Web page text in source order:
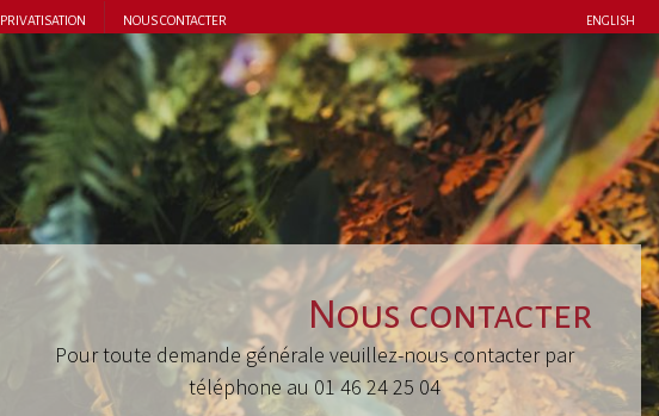
PRIVATISATION NOUS CONTACTER ENGLISH
Nous contacter
Pour toute demande générale veuillez-nous contacter par
téléphone au 01 46 24 25 04